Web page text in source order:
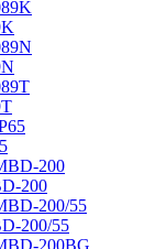
200
200/55